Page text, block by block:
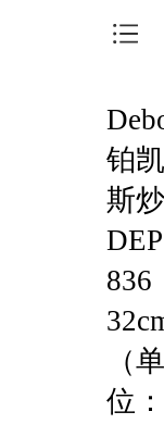
铂
斯
836
（
位